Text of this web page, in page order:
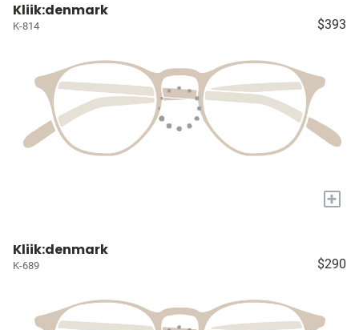
Kliik:denmark
K-814 $393
+
Kliik:denmark
K-689 $290